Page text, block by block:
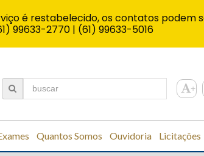
Quantos Somos Ouvidoria Licitações
é restabelecido, os contatos podem
99633-2770 | (61) 99633-5016